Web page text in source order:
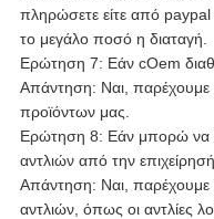
πληρώσετε είτε από
το μεγάλο ποσό η διαταγή.
Ερώτηση 7: Εάν cOem
Απάντηση: Ναι,
προϊόντων μας.
Ερώτηση 8: Εάν μπορώ να
αντλιών από την
Απάντηση: Ναι, παρέχουμε
αντλιών, όπως οι αντλίες